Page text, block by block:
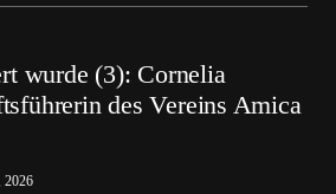
wurde (3): Cornelia
des Vereins Amica
2026